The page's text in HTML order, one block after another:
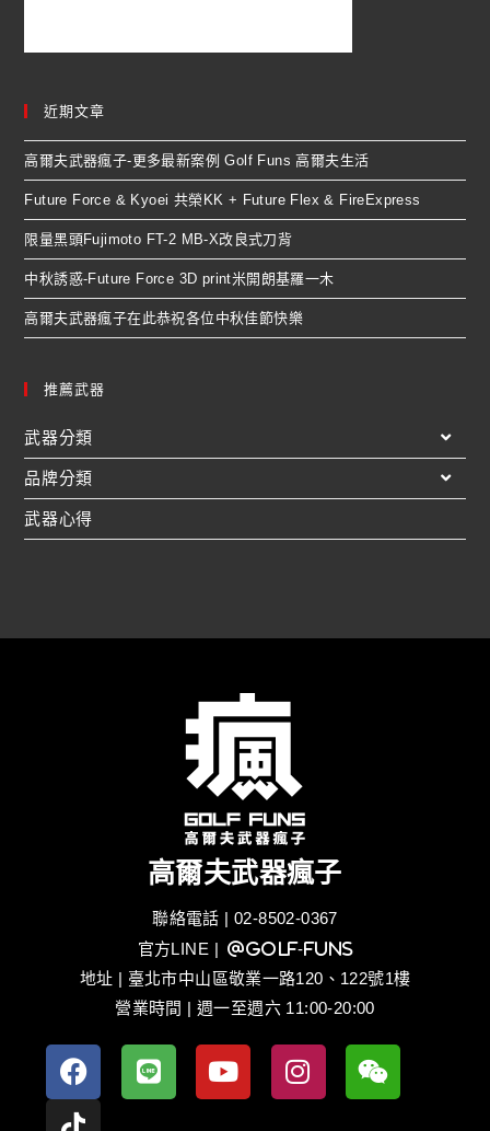
近期文章
高爾夫武器瘋子-更多最新案例 Golf Funs 高爾夫生活
Future Force & Kyoei 共榮KK + Future Flex & FireExpress
限量黑頭Fujimoto FT-2 MB-X改良式刀背
中秋誘惑-Future Force 3D print米開朗基羅一木
高爾夫武器瘋子在此恭祝各位中秋佳節快樂
推薦武器
武器分類
品牌分類
武器心得
高爾夫武器瘋子
聯絡電話 | 02-8502-0367
官方LINE | @golf-funs
地址 | 臺北市中山區敬業一路120、122號1樓
營業時間 | 週一至週六 11:00-20:00